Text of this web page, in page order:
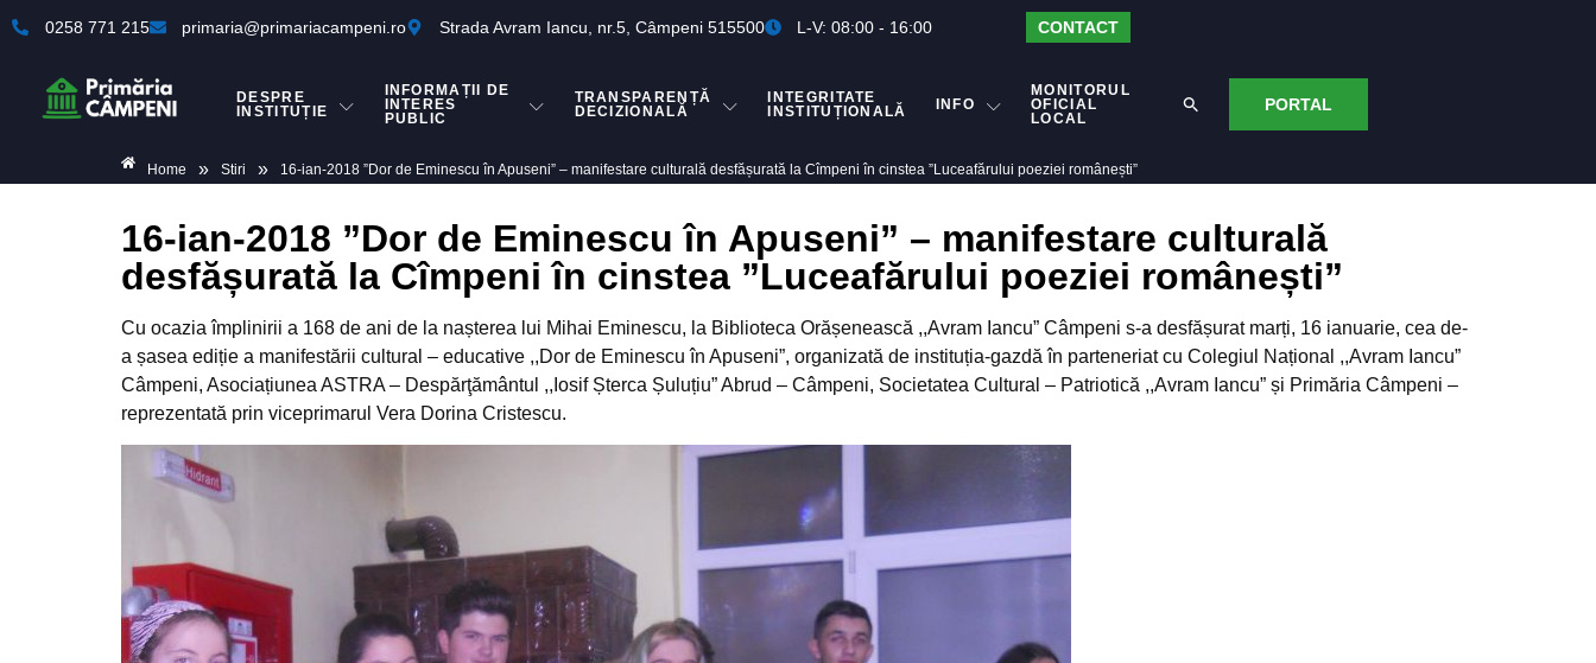
0258 771 215 primaria@primariacampeni.ro Strada Avram Iancu, nr.5, Câmpeni 515500 L-V: 08:00 - 16:00 CONTACT
DESPRE
INSTITUȚIE
INFORMAȚII DE
INTERES
PUBLIC
TRANSPARENȚĂ
DECIZIONALĂ
INTEGRITATE
INSTITUȚIONALĂ
INFO
MONITORUL
OFICIAL
LOCAL
PORTAL
Home » Stiri » 16-ian-2018 ”Dor de Eminescu în Apuseni” – manifestare culturală desfășurată la Cîmpeni în cinstea ”Luceafărului poeziei românești”
16-ian-2018 ”Dor de Eminescu în Apuseni” – manifestare culturală
desfășurată la Cîmpeni în cinstea ”Luceafărului poeziei românești”
Cu ocazia împlinirii a 168 de ani de la nașterea lui Mihai Eminescu, la Biblioteca Orășenească ,,Avram Iancu” Câmpeni s-a desfășurat marți, 16 ianuarie, cea de-
a șasea ediție a manifestării cultural – educative ,,Dor de Eminescu în Apuseni”, organizată de instituția-gazdă în parteneriat cu Colegiul Național ,,Avram Iancu”
Câmpeni, Asociațiunea ASTRA – Despărţământul ,,Iosif Șterca Șuluțiu” Abrud – Câmpeni, Societatea Cultural – Patriotică ,,Avram Iancu” și Primăria Câmpeni –
reprezentată prin viceprimarul Vera Dorina Cristescu.